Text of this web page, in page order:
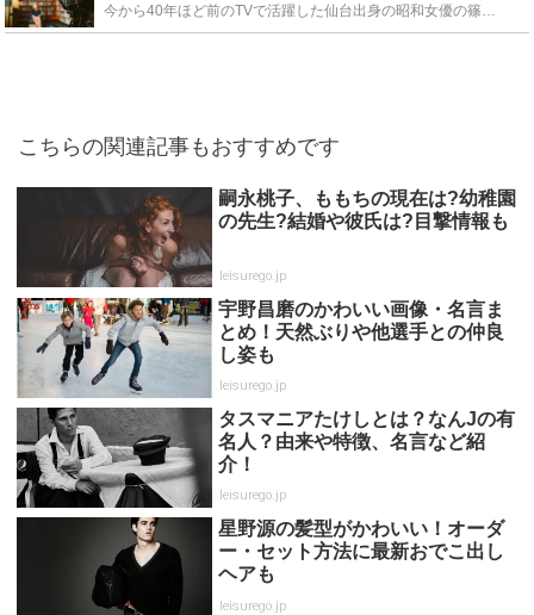
今から40年ほど前のTVで活躍した仙台出身の昭和女優の篠ひろ子。現在では一切メディアに姿を現していないため、死亡してしまったという噂が囁かれています。今回は篠ひろ子をクローズアップして、気になる現在...
こちらの関連記事もおすすめです
嗣永桃子、ももちの現在は?幼稚園
の先生?結婚や彼氏は?目撃情報も
leisurego.jp
宇野昌磨のかわいい画像・名言ま
とめ！天然ぶりや他選手との仲良
し姿も
leisurego.jp
タスマニアたけしとは？なんJの有
名人？由来や特徴、名言など紹
介！
leisurego.jp
星野源の髪型がかわいい！オーダ
ー・セット方法に最新おでこ出し
ヘアも
leisurego.jp